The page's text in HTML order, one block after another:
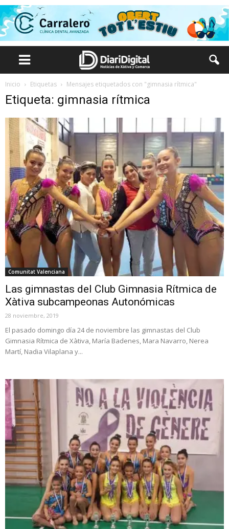
Inicio Etiquetas Mensajes etiquetados con "gimnasia rítmica"
Etiqueta: gimnasia rítmica
Comunitat Valenciana
Las gimnastas del Club Gimnasia Rítmica de
Xàtiva subcampeonas Autonómicas
28 noviembre, 2019
El pasado domingo día 24 de noviembre las gimnastas del Club
Gimnasia Rítmica de Xàtiva, María Badenes, Mara Navarro, Nerea
Martí, Nadia Vilaplana y...